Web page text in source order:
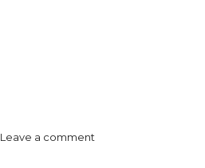
Leave a comment